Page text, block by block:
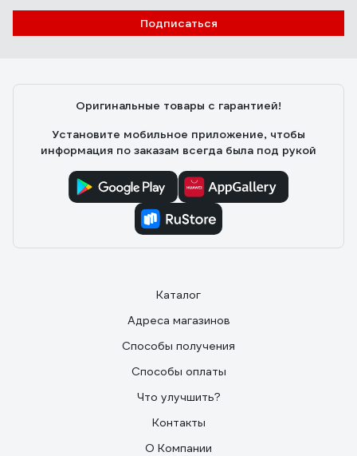
DUOTEC 10 S (25 шт.) PH 539025
вкручивания самореза, иначе дюбель может
Подписаться
Оригинальные товары с гарантией!
Установите мобильное приложение, чтобы
информация по заказам всегда была под рукой
Каталог
Адреса магазинов
Способы получения
Способы оплаты
Что улучшить?
Контакты
О Компании